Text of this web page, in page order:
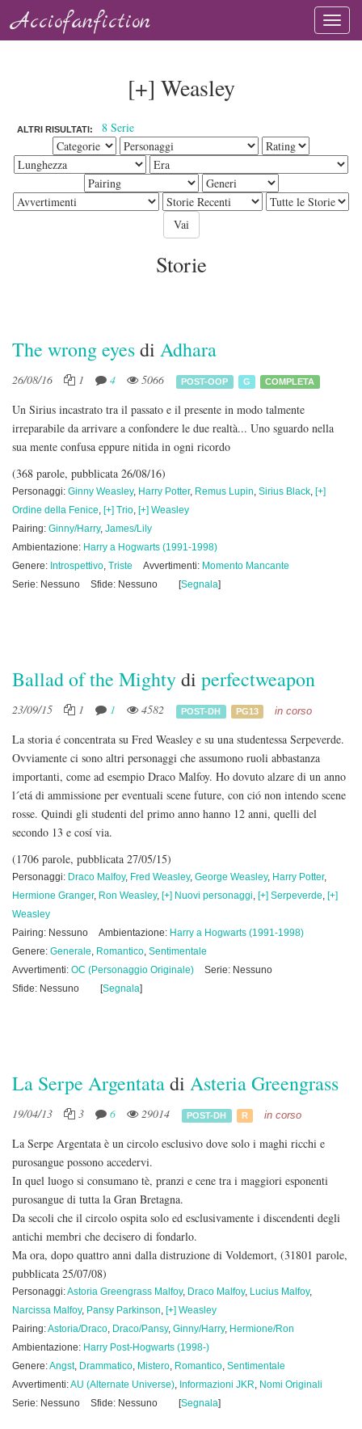
Acciofanfiction
[+] Weasley
ALTRI RISULTATI: 8 Serie
Storie
The wrong eyesdi Adhara
26/08/16 1 4 5066 POST-OOP G COMPLETA
Un Sirius incastrato tra il passato e il presente in modo talmente
irreparabile da arrivare a confondere le due realtà... Uno sguardo nella
sua mente confusa eppure nitida in ogni ricordo
(368 parole, pubblicata 26/08/16)
Personaggi: Ginny Weasley, Harry Potter, Remus Lupin, Sirius Black, [+]
Ordine della Fenice, [+] Trio, [+] Weasley
Pairing: Ginny/Harry, James/Lily
Ambientazione: Harry a Hogwarts (1991-1998)
Genere: Introspettivo, Triste Avvertimenti: Momento Mancante
Serie: Nessuno
Sfide: Nessuno [Segnala]
Ballad of the Mightydi perfectweapon
23/09/15 1 1 4582 POST-DH PG13 in corso
La storia é concentrata su Fred Weasley e su una studentessa Serpeverde.
Ovviamente ci sono altri personaggi che assumono ruoli abbastanza
importanti, come ad esempio Draco Malfoy. Ho dovuto alzare di un anno
l´etá di ammissione per eventuali scene future, con ció non intendo scene
rosse. Quindi gli studenti del primo anno hanno 12 anni, quelli del
secondo 13 e cosí via.
(1706 parole, pubblicata 27/05/15)
Personaggi: Draco Malfoy, Fred Weasley, George Weasley, Harry Potter,
Hermione Granger, Ron Weasley, [+] Nuovi personaggi, [+] Serpeverde, [+]
Weasley
Pairing: Nessuno
Ambientazione: Harry a Hogwarts (1991-1998)
Genere: Generale, Romantico, Sentimentale
Avvertimenti: OC (Personaggio Originale)
Serie: Nessuno
Sfide: Nessuno
[Segnala]
La Serpe Argentatadi Asteria Greengrass
19/04/13 3 6 29014 POST-DH R in corso
La Serpe Argentata è un circolo esclusivo dove solo i maghi ricchi e
purosangue possono accedervi.
In quel luogo si consumano tè, pranzi e cene tra i maggiori esponenti
purosangue di tutta la Gran Bretagna.
Da secoli che il circolo ospita solo ed esclusivamente i discendenti degli
antichi membri che decisero di fondarlo.
Ma ora, dopo quattro anni dalla distruzione di Voldemort, (31801 parole,
pubblicata 25/07/08)
Personaggi:Astoria Greengrass Malfoy, Draco Malfoy, Lucius Malfoy,
Narcissa Malfoy, Pansy Parkinson, [+] Weasley
Pairing:Astoria/Draco, Draco/Pansy, Ginny/Harry, Hermione/Ron
Ambientazione: Harry Post-Hogwarts (1998-)
Genere:Angst, Drammatico, Mistero, Romantico, Sentimentale
Avvertimenti:AU (Alternate Universe), Informazioni JKR, Nomi Originali
Serie: Nessuno
Sfide: Nessuno [Segnala]